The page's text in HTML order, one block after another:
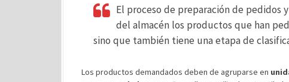
El proceso de preparación de pedidos
del almacén los productos que han
sino que también tiene una etapa de
Los productos demandados deben de agruparse en